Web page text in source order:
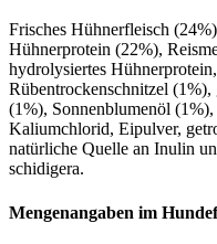
Frisches Hühnerfleisch
Hühnerprotein (22%),
hydrolysiertes
Rübentrockenschnitzel
(1%), Sonnenblumenöl
Kaliumchlorid, Eipulver,
natürliche Quelle an Inulin
schidigera.
Mengenangaben im